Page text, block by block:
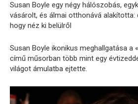
Susan Boyle egy négy hálószobás,
vásárolt, és álmai otthonává alakította:
hogy néz ki belülről
Susan Boyle ikonikus meghallgatása a
című műsorban több mint egy
világot ámulatba ejtette.